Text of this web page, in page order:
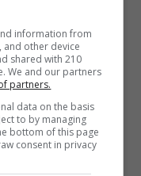
information from
and other device
shared with 210
We and our partners
partners.
data on the basis
to by managing
bottom of this page
consent in privacy